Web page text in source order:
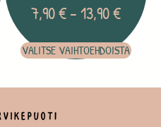
7,90€ –13,90€
VALITSE VAIHTOEHDOISTA